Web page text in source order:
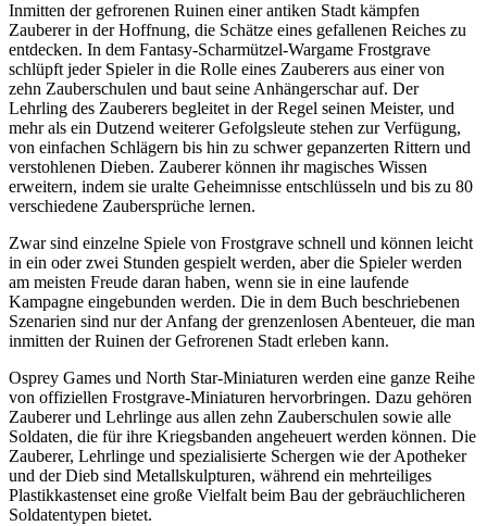
Inmitten der gefrorenen Ruinen einer antiken Stadt kämpfen
Zauberer in der Hoffnung, die Schätze eines gefallenen Reiches zu
entdecken. In dem Fantasy-Scharmützel-Wargame Frostgrave
schlüpft jeder Spieler in die Rolle eines Zauberers aus einer von
zehn Zauberschulen und baut seine Anhängerschar auf. Der
Lehrling des Zauberers begleitet in der Regel seinen Meister, und
mehr als ein Dutzend weiterer Gefolgsleute stehen zur Verfügung,
von einfachen Schlägern bis hin zu schwer gepanzerten Rittern und
verstohlenen Dieben. Zauberer können ihr magisches Wissen
erweitern, indem sie uralte Geheimnisse entschlüsseln und bis zu 80
verschiedene Zaubersprüche lernen.
Zwar sind einzelne Spiele von Frostgrave schnell und können leicht
in ein oder zwei Stunden gespielt werden, aber die Spieler werden
am meisten Freude daran haben, wenn sie in eine laufende
Kampagne eingebunden werden. Die in dem Buch beschriebenen
Szenarien sind nur der Anfang der grenzenlosen Abenteuer, die man
inmitten der Ruinen der Gefrorenen Stadt erleben kann.
Osprey Games und North Star-Miniaturen werden eine ganze Reihe
von offiziellen Frostgrave-Miniaturen hervorbringen. Dazu gehören
Zauberer und Lehrlinge aus allen zehn Zauberschulen sowie alle
Soldaten, die für ihre Kriegsbanden angeheuert werden können. Die
Zauberer, Lehrlinge und spezialisierte Schergen wie der Apotheker
und der Dieb sind Metallskulpturen, während ein mehrteiliges
Plastikkastenset eine große Vielfalt beim Bau der gebräuchlicheren
Soldatentypen bietet.